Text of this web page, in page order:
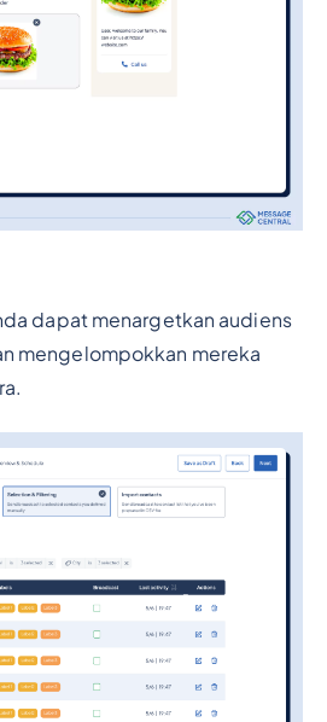
dapat menargetkan audiens
mengelompokkan mereka